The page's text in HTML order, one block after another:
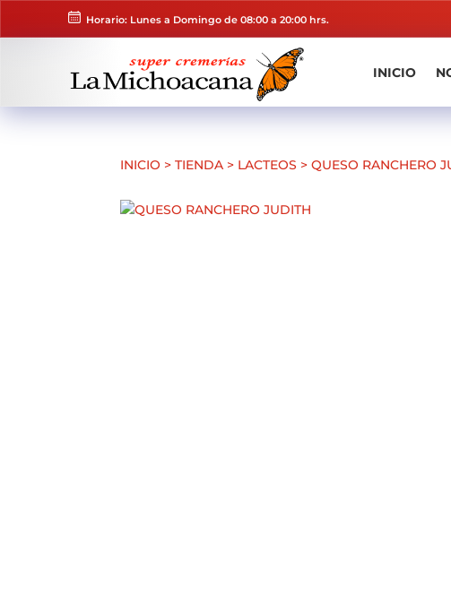
Horario: Lunes a Domingo de 08:00 a 20:00 hrs.
INICIO
INICIO >TIENDA > LACTEOS >QUESO RANCHERO